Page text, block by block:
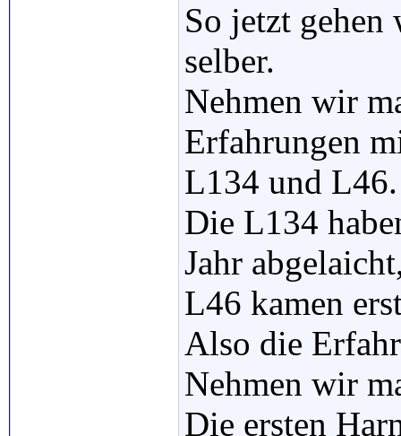
So jetzt
selber.
Nehmen wir
Erfahrungen
L134 und L46.
Die L134
Jahr
L46 kamen
Also die
Nehmen wir
Die ersten